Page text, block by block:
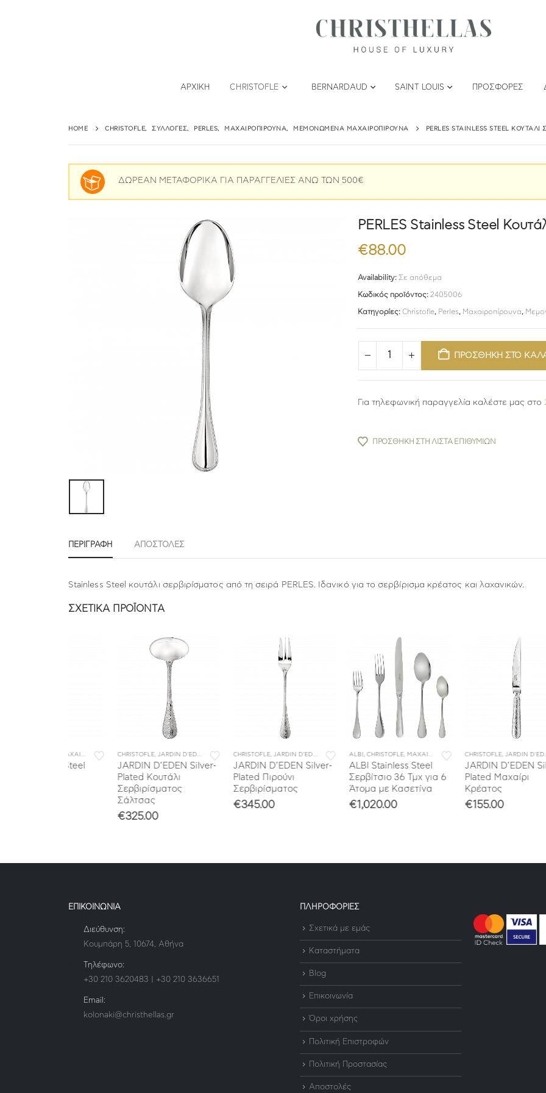
ΑΡΧΙΚΉ CHRISTOFLE BERNARDAUD SAINT LOUIS ΠΡΟΣΦΟΡΈΣ
HOME CHRISTOFLE, ΣΥΛΛΟΓΈΣ, PERLES, ΜΑΧΑΙΡΟΠΊΡΟΥΝΑ, ΜΕΜΟΝΩΜΈΝΑ ΜΑΧΑΙΡΟΠΊΡΟΥΝΑ PERLES STAINLESS STEEL
ΔΩΡΕΑΝ ΜΕΤΑΦΟΡΙΚΑ ΓΙΑ ΠΑΡΑΓΓΕΛΙΕΣ ΑΝΩ ΤΩΝ 500€
PERLES Stainless Steel
€88.00
Availability: Σε απόθεμα
Κωδικός προϊόντος: 2405006
Κατηγορίες: Christofle, Perles, Μαχαιροπίρουνα,
ΠΡΟΣΘΗΚΗ ΣΤΟ
Για τηλεφωνική παραγγελία καλέστε μας στο
ΠΡΟΣΘΉΚΗ ΣΤΗ ΛΊΣΤΑ ΕΠΙΘΥΜΙΏΝ
ΠΕΡΙΓΡΑΦΉ ΑΠΟΣΤΟΛΕΣ
Stainless Steel κουτάλι σερβιρίσματος από τη σειρά PERLES. Ιδανικό για το σερβίρισμα κρέατος και λαχανικών.
ΣΧΕΤΙΚΆ ΠΡΟΪΌΝΤΑ
ΣΥΛΛΟΓΕΣ
,ΜΕΜΟΝΩΜΕΝΑ ΜΑΧΑΙΡΟΠΙΡΟΥΝΑ, ΣΥΛΛΟΓΕΣ
CHRISTOFLE JARDIN D'EDEN , ΜΑΧΑΙΡΟΠΙΡΟΥΝΑ ΜΕΜΟΝΩΜΕΝΑ ΜΑΧΑΙΡΟΠΙΡΟΥΝΑ , ΣΥΛΛΟΓΕΣ
JARDIN D’EDEN Silver-
Plated Κουτάλι
Σερβιρίσματος
CHRISTOFLE JARDIN D'EDEN , ΜΑΧΑΙΡΟΠΙΡΟΥΝΑ ΜΕΜΟΝΩΜΕΝΑ ΜΑΧΑΙΡΟΠΙΡΟΥΝΑ , ΣΥΛΛΟΓΕΣ
JARDIN D’EDEN Silver-
Plated Πιρούνι
Σερβιρίσματος
ALBI, CHRISTOFLE , ΜΑΧΑΙΡΟΠΙΡΟΥΝΑ ,ΣΕΤ ΜΑΧΑΙΡΟΠΙΡΟΥΝΑ,ΣΥΛΛΟΓΕΣ
ALBI Stainless Steel
Σερβίτσιο 36 Τμχ για 6
Άτομα με Κασετίνα
CHRISTOFLE JARDIN D'EDEN ,
JARDIN D’EDEN Silver-
Plated Μαχαίρι
Κρέατος
ΕΠΙΚΟΙΝΩΝΙΑ
Διεύθυνση:
Κουμπάρη 5, 10674, Αθήνα
Τηλέφωνο:
+30 210 3620483 | +30 210 3636651
Email:
kolonaki@christhellas.gr
ΠΛΗΡΟΦΟΡΙΕΣ
Σχετικά με εμάς
Καταστήματα
Blog
Επικοινωνία
Όροι χρήσης
Πολιτική Επιστροφών
Πολιτική Προστασίας
Αποστολές